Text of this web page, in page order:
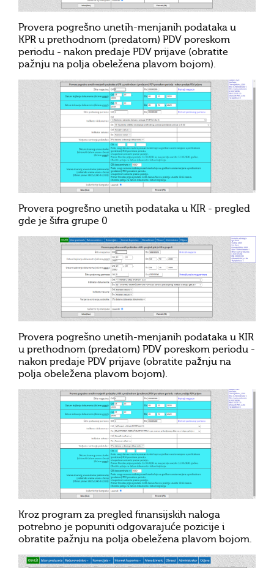
Provera pogrešno unetih-menjanih podataka u
KPR u prethodnom (predatom) PDV poreskom
periodu - nakon predaje PDV prijave (obratite
pažnju na polja obeležena plavom bojom).
Provera pogrešno unetih podataka u KIR - pregled
gde je šifra grupe 0
Provera pogrešno unetih-menjanih podataka u KIR
u prethodnom (predatom) PDV poreskom periodu -
nakon predaje PDV prijave (obratite pažnju na
polja obeležena plavom bojom).
Kroz program za pregled finansijskih naloga
potrebno je popuniti odgovarajuće pozicije i
obratite pažnju na polja obeležena plavom bojom.